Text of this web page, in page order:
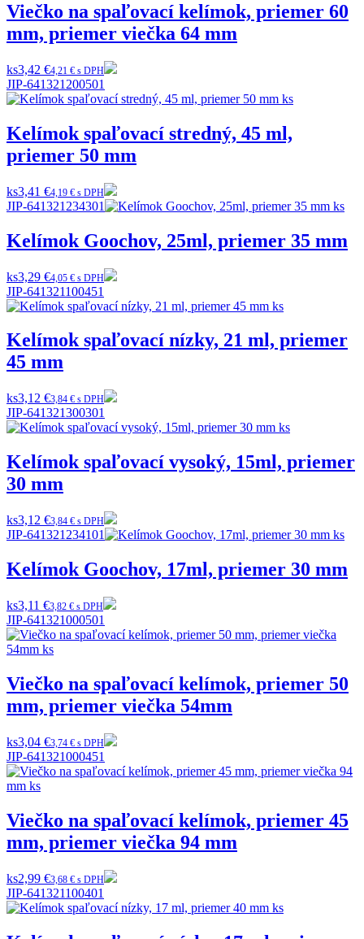
Viečko na spaľovací kelímok, priemer 60
mm, priemer viečka 64 mm
ks3,42 €4,21 € s DPH
JIP-641321200501
Kelímok spaľovací stredný, 45 ml,
priemer 50 mm
ks3,41 €4,19 € s DPH
JIP-641321234301
Kelímok Goochov, 25ml, priemer 35 mm
ks3,29 €4,05 € s DPH
JIP-641321100451
Kelímok spaľovací nízky, 21 ml, priemer
45 mm
ks3,12 €3,84 € s DPH
JIP-641321300301
Kelímok spaľovací vysoký, 15ml, priemer
30 mm
ks3,12 €3,84 € s DPH
JIP-641321234101
Kelímok Goochov, 17ml, priemer 30 mm
ks3,11 €3,82 € s DPH
JIP-641321000501
Viečko na spaľovací kelímok, priemer 50
mm, priemer viečka 54mm
ks3,04 €3,74 € s DPH
JIP-641321000451
Viečko na spaľovací kelímok, priemer 45
mm, priemer viečka 94 mm
ks2,99 €3,68 € s DPH
JIP-641321100401